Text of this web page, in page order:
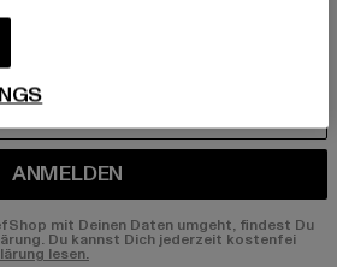
ANMELDEN
mit Deinen Daten umgeht, findest Du
Du kannst Dich jederzeit kostenfei
lesen.